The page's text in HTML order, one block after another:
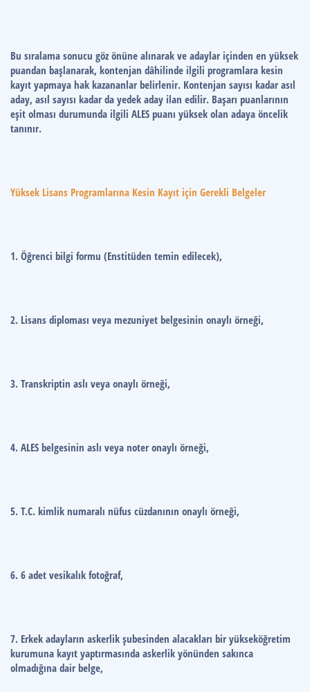
Bu sıralama sonucu göz önüne alınarak ve adaylar içinden en yüksek
puandan başlanarak, kontenjan dâhilinde ilgili programlara kesin
kayıt yapmaya hak kazananlar belirlenir. Kontenjan sayısı kadar asıl
aday, asıl sayısı kadar da yedek aday ilan edilir. Başarı puanlarının
eşit olması durumunda ilgili ALES puanı yüksek olan adaya öncelik
tanınır.
Yüksek Lisans Programlarına Kesin Kayıt için Gerekli Belgeler
1. Öğrenci bilgi formu (Enstitüden temin edilecek),
2. Lisans diploması veya mezuniyet belgesinin onaylı örneği,
3. Transkriptin aslı veya onaylı örneği,
4. ALES belgesinin aslı veya noter onaylı örneği,
5. T.C. kimlik numaralı nüfus cüzdanının onaylı örneği,
6. 6 adet vesikalık fotoğraf,
7. Erkek adayların askerlik şubesinden alacakları bir yükseköğretim
kurumuna kayıt yaptırmasında askerlik yönünden sakınca
olmadığına dair belge,